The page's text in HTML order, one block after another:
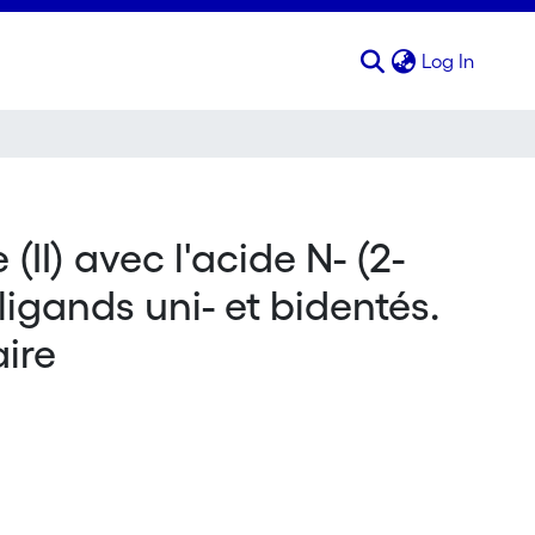
Log In
avec l'acide N- (2-
uni- et bidentés.